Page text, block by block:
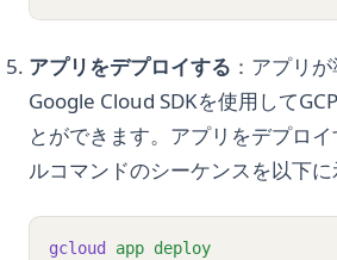
アプリをデプロイする ：アプリ
Google Cloud SDKを使用して
とができます。アプリをデプロ
ルコマンドのシーケンスを以下に
gcloud app deploy